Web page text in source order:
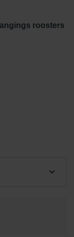
roosters